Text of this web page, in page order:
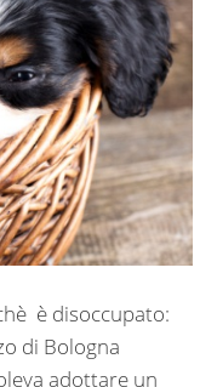
è disoccupato:
di Bologna
adottare un